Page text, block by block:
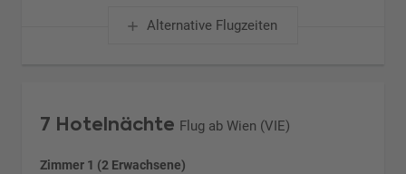
Alternative Flugzeiten
7 Hotelnächte Flug ab Wien (VIE)
Zimmer 1 (2 Erwachsene)